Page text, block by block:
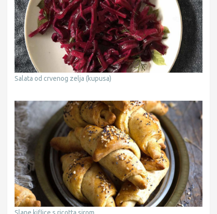
Salata od crvenog zelja (kupusa)
Slane kiflice s ricotta sirom